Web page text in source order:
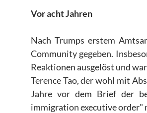
Vor acht Jahren
Nach Trumps erstem
Community gegeben.
Reaktionen ausgelöst und
Terence Tao, der wohl mit
Jahre vor dem Brief der
immigration executive order"